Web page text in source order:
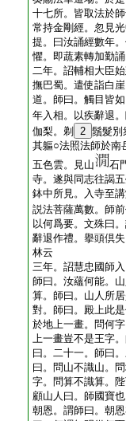
十七所。皆取法於
常持金剛經。忽見
提。曰汝誦經數年
懼。即蔬素轉加勤
二年。詔輔相大臣
撫巴蜀。遣使詣白
道。師曰。觸目皆
年入相。以疾辭退
伽梨。剃
2 鬚髮別
其軀○法照法師於南
五色雲。見山
石
寺。遂與同志往謁
鉢中所見。入寺至
説法菩薩萬數。師
以何爲要。文殊曰
辭退作禮。擧頭倶
林云
三年。詔慧忠國師
師曰。汝蘊何能。
算。師曰。山人所
對。師曰。殿上此
於地上一畫。問何
上一畫豈不是王字
曰。二十一。師曰
曰。問山不識山。
字。問算不識算。
顧山人曰。師國寶
朝恩。謂師曰。朝